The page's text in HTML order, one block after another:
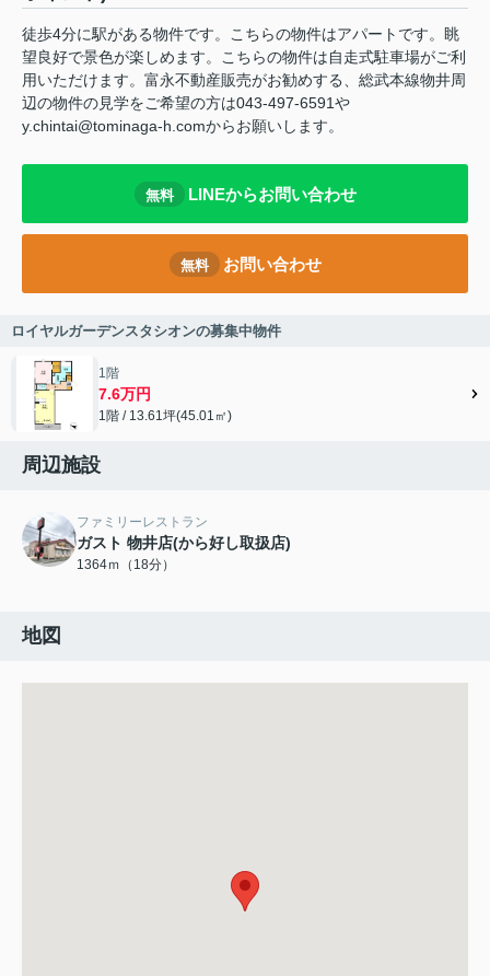
徒歩4分に駅がある物件です。こちらの物件はアパートです。眺
望良好で景色が楽しめます。こちらの物件は自走式駐車場がご利
用いただけます。富永不動産販売がお勧めする、総武本線物井周
辺の物件の見学をご希望の方は043-497-6591や
y.chintai@tominaga-h.comからお願いします。
無料 LINEからお問い合わせ
無料 お問い合わせ
ロイヤルガーデンスタシオンの募集中物件
1階
7.6万円
1階 / 13.61坪(45.01㎡)
周辺施設
ファミリーレストラン
ガスト 物井店(から好し取扱店)
1364ｍ（18分）
地図